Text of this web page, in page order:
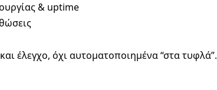
& uptime
έλεγχο, όχι αυτοματοποιημένα “στα τυφλά”.